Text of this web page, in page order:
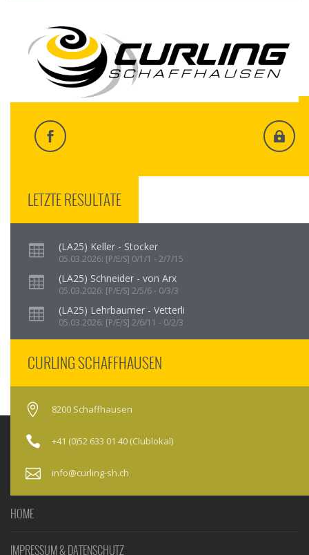
LETZTE RESULTATE
(LA25) Keller - Stocker
05.03.2026: [P/E/S] 0/1/1 - 2/7/15
(LA25) Schneider - von Arx
05.03.2026: [P/E/S] 2/5/6 - 0/3/3
(LA25) Lehrbaumer - Vetterli
05.03.2026: [P/E/S] 2/6/11 - 0/2/3
CURLING SCHAFFHAUSEN
8200 Schaffhausen
+41 (0)52 633 01 40 (Clublokal)
info@curling-sh.ch
HOME
IMPRESSUM & DATENSCHUTZ